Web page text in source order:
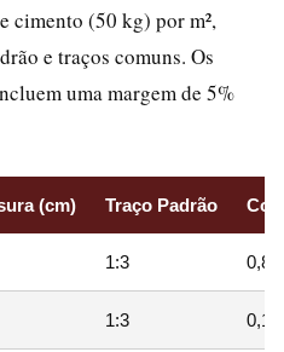
cimento (50 kg) por m²,
e traços comuns. Os
uma margem de 5%
(cm) Traço Padrão
1:3 0,8-
1:3 0,1-